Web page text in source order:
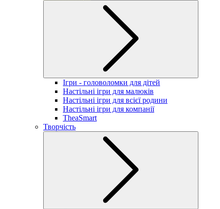
Ігри - головоломки для дітей
Настільні ігри для малюків
Настільні ігри для всієї родини
Настільні ігри для компанії
TheaSmart
Творчість